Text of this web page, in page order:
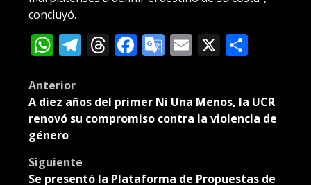
concluyó.
WhatsApp
Telegram
Threads
Facebook
Google
Email
X
Post
navigation
Anterior
A diez años del primer Ni Una Menos, la UCR
renovó su compromiso contra la violencia de
género
Siguiente
Se presentó la Plataforma de Propuestas de